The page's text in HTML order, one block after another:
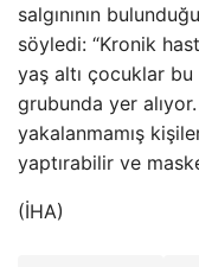
salgınının
söyledi: “Kronik
yaş altı çocuklar bu
grubunda yer
yakalanmamış
yaptırabilir ve
(İHA)